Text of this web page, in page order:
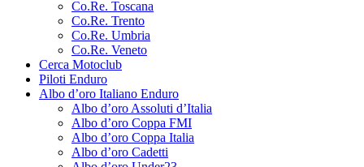
Co.Re. Toscana
Co.Re. Trento
Co.Re. Umbria
Co.Re. Veneto
Cerca Motoclub
Piloti Enduro
Albo d’oro Italiano Enduro
Albo d’oro Assoluti d’Italia
Albo d’oro Coppa FMI
Albo d’oro Coppa Italia
Albo d’oro Cadetti